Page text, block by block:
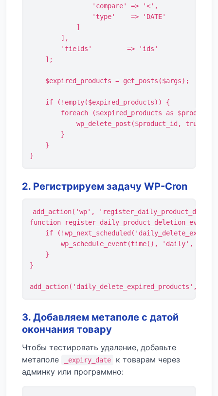
                'compare' => '<',
                'type'    => 'DATE'
            ]
        ],
        'fields'         => 'ids'
    ];
    $expired_products = get_posts($args);
    if (!empty($expired_products)) {
foreach ($expired_products as
wp_delete_post($product_id, true);
        }
    }
}
2. Регистрируем задачу WP-Cron
add_action('wp',
function
if
wp_schedule_event(time(), 'daily',
    }
}
add_action('daily_delete_expired_products',
3. Добавляем метаполе с датой
окончания товару
Чтобы тестировать удаление, добавьте
метаполе
_expiry_date
к товарам через
админку или программно: